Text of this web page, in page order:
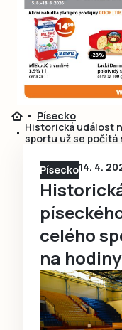
Ještě
Písecko
Historická událost
sportu už se počítá
Písecko14. 4.
celého
na